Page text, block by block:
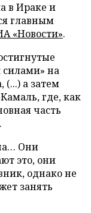
в Ираке и
главным
«Новости».
на
а затем
где, как
часть
Они
это, они
однако не
занять